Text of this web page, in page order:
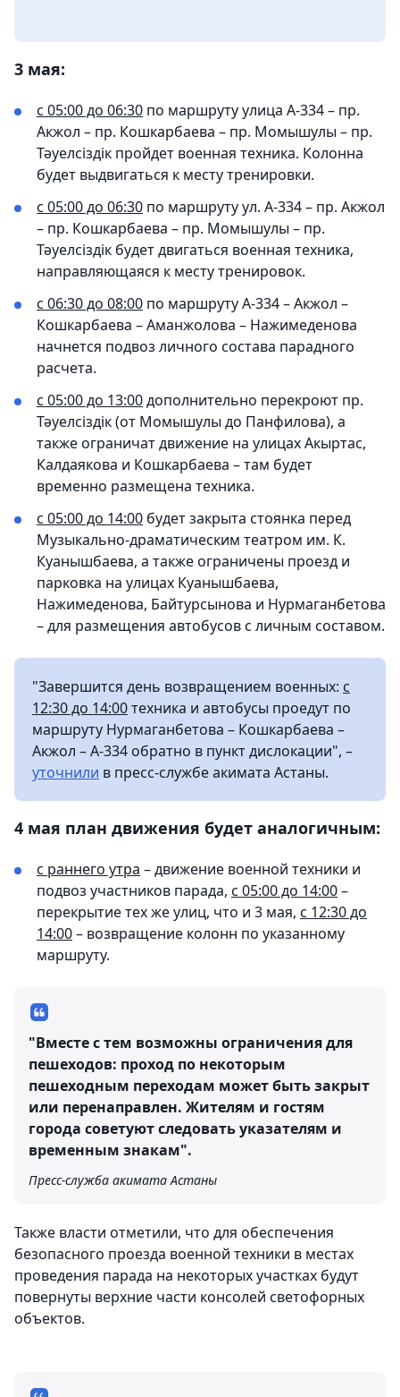
3 мая:
с 05:00 до 06:30 по маршруту улица А-334 – пр.
Акжол – пр. Кошкарбаева – пр. Момышулы – пр.
Тәуелсіздік пройдет военная техника. Колонна
будет выдвигаться к месту тренировки.
с 05:00 до 06:30 по маршруту ул. А-334 – пр. Акжол
– пр. Кошкарбаева – пр. Момышулы – пр.
Тәуелсіздік будет двигаться военная техника,
направляющаяся к месту тренировок.
с 06:30 до 08:00 по маршруту А-334 – Акжол –
Кошкарбаева – Аманжолова – Нажимеденова
начнется подвоз личного состава парадного
расчета.
с 05:00 до 13:00дополнительно перекроют пр.
Тәуелсіздік (от Момышулы до Панфилова), а
также ограничат движение на улицах Акыртас,
Калдаякова и Кошкарбаева – там будет
временно размещена техника.
с 05:00 до 14:00 будет закрыта стоянка перед
Музыкально-драматическим театром им. К.
Куанышбаева, а также ограничены проезд и
парковка на улицах Куанышбаева,
Нажимеденова, Байтурсынова и Нурмаганбетова
– для размещения автобусов с личным составом.
"Завершится день возвращением военных: с
12:30 до 14:00техника и автобусы проедут по
маршруту Нурмаганбетова – Кошкарбаева –
Акжол – А-334 обратно в пункт дислокации", –
уточнили в пресс-службе акимата Астаны.
4 мая план движения будет аналогичным:
с раннего утра – движение военной техники и
подвоз участников парада, с 05:00 до 14:00–
перекрытие тех же улиц, что и 3 мая, с 12:30 до
14:00– возвращение колонн по указанному
маршруту.
"Вместе с тем возможны ограничения для
пешеходов: проход по некоторым
пешеходным переходам может быть закрыт
или перенаправлен. Жителям и гостям
города советуют следовать указателям и
временным знакам".
Пресс-служба акимата Астаны
Также власти отметили, что для обеспечения
безопасного проезда военной техники в местах
проведения парада на некоторых участках будут
повернуты верхние части консолей светофорных
объектов.